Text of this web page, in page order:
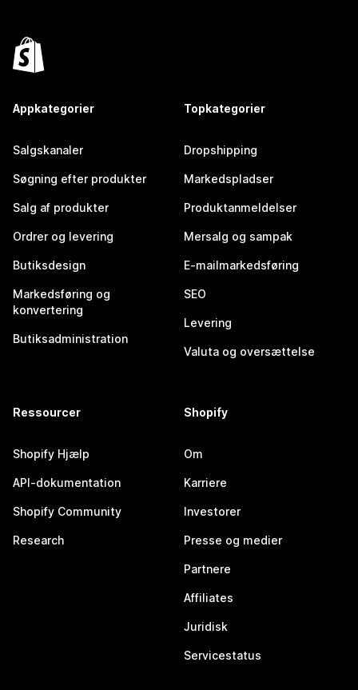
Appkategorier
Salgskanaler
Søgning efter produkter
Salg af produkter
Ordrer og levering
Butiksdesign
Markedsføring og
konvertering
Butiksadministration
Topkategorier
Dropshipping
Markedspladser
Produktanmeldelser
Mersalg og sampak
E-mailmarkedsføring
SEO
Levering
Valuta og oversættelse
Ressourcer
Shopify Hjælp
API-dokumentation
Shopify Community
Research
Shopify
Om
Karriere
Investorer
Presse og medier
Partnere
Affiliates
Juridisk
Servicestatus